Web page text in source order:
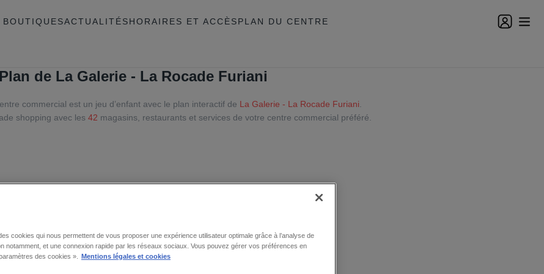
BOUTIQUESACTUALITÉSHORAIRES ET ACCÈSPLAN DU CENTRE
Plan de La Galerie - La Rocade Furiani
commercial est un jeu d’enfant avec le plan interactif de La Galerie - La Rocade Furiani
shopping avec les 42 magasins, restaurants et services de votre centre commercial préféré.
cookies qui nous permettent de vous proposer une expérience utilisateur optimale grâce à l’analyse de
notamment, et une connexion rapide par les réseaux sociaux. Vous pouvez gérer vos préférences en
des cookies ».
Mentions légales et cookies